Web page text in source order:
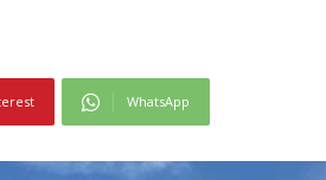
WhatsApp